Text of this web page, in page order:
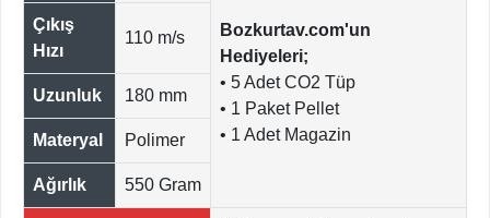
Bozkurtav.com'un
Hediyeleri;
• 5 Adet CO2 Tüp
• 1 Paket Pellet
• 1 Adet Magazin
Çıkış
Hızı
110 m/s
Uzunluk 180 mm
Materyal Polimer
Ağırlık 550 Gram